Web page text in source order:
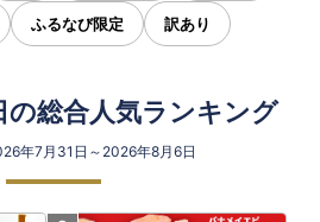
ふるなび限定 訳あり
総合人気ランキング
年7月31日～2026年8月6日